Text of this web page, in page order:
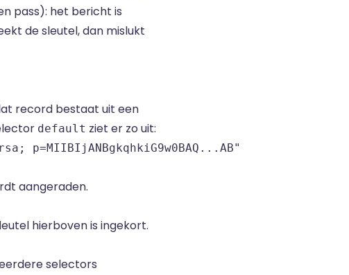
pass): het bericht is
de sleutel, dan mislukt
record bestaat uit een
default ziet er zo uit:
p=MIIBIjANBgkqhkiG9w0BAQ...AB"
aangeraden.
hierboven is ingekort.
selectors